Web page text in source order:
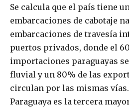
Se calcula que el país tiene
embarcaciones de cabotaje
embarcaciones de travesía
puertos privados, donde el
importaciones paraguayas
fluvial y un 80% de las
circulan por las mismas
Paraguaya es la tercera